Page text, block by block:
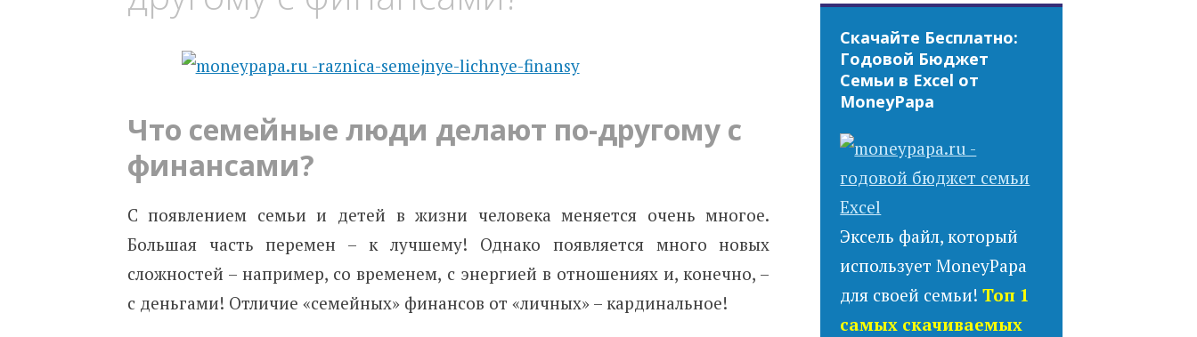
Что семейные люди делают по-другому с
финансами?
С появлением семьи и детей в жизни человека меняется очень многое.
Большая часть перемен – к лучшему! Однако появляется много новых
сложностей – например, со временем, с энергией в отношениях и, конечно, –
с деньгами! Отличие «семейных» финансов от «личных» – кардинальное!
Скачайте Бесплатно:
Годовой Бюджет
Семьи в Excel от
MoneyPapa
Эксель файл, который
использует MoneyPapa
для своей семьи!Топ 1
самых скачиваемых